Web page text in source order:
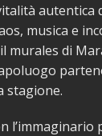
autentica
musica e
murales di
stagione.
l’immaginario